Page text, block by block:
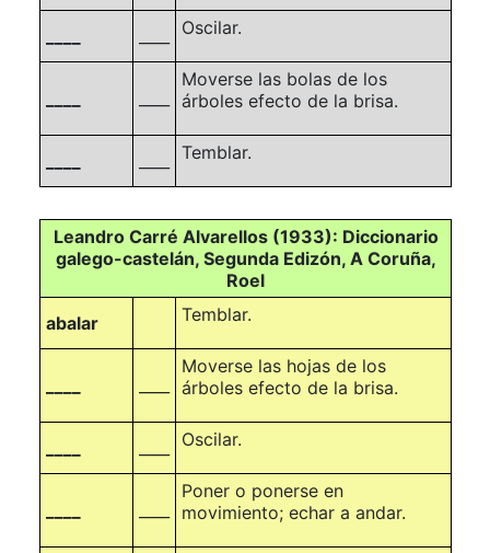
Oscilar.
Moverse las bolas de los
árboles efecto de la brisa.
Temblar.
Leandro Carré Alvarellos (1933): Diccionario
galego-castelán, Segunda Edizón, A Coruña,
Roel
abalar
Temblar.
Moverse las hojas de los
árboles efecto de la brisa.
Oscilar.
Poner o ponerse en
movimiento; echar a andar.